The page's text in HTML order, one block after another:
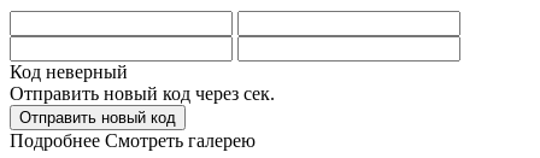
Код неверный
Отправить новый код через сек.
Отправить новый код
Подробнее Смотреть галерею